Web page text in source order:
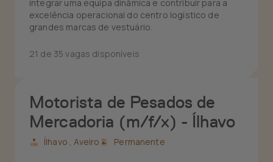
integrar uma equipa dinâmica e contribuir para a
excelência operacional do centro logístico de
grandes marcas de vestuário.
21 de 35 vagas disponíveis
Motorista de Pesados de
Mercadoria (m/f/x) - Ílhavo
Ílhavo ,Aveiro Permanente